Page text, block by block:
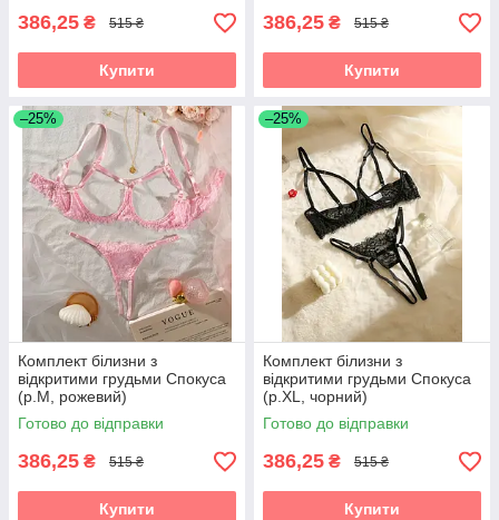
386,25 ₴ 515 ₴
Купити
386,25 ₴ 515 ₴
Купити
–25%
Комплект білизни з
відкритими грудьми Спокуса
(р.M, рожевий)
Готово до відправки
386,25 ₴ 515 ₴
Купити
–25%
Комплект білизни з
відкритими грудьми Спокуса
(р.XL, чорний)
Готово до відправки
386,25 ₴ 515 ₴
Купити